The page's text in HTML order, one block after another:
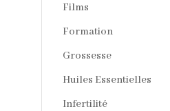
Films
Formation
Grossesse
Huiles Essentielles
Infertilité